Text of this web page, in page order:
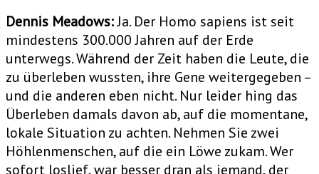
Dennis Meadows:Ja. Der Homo sapiens ist seit
mindestens 300.000 Jahren auf der Erde
unterwegs. Während der Zeit haben die Leute, die
zu überleben wussten, ihre Gene weitergegeben –
und die anderen eben nicht. Nur leider hing das
Überleben damals davon ab, auf die momentane,
lokale Situation zu achten. Nehmen Sie zwei
Höhlenmenschen, auf die ein Löwe zukam. Wer
sofort loslief, war besser dran als jemand, der